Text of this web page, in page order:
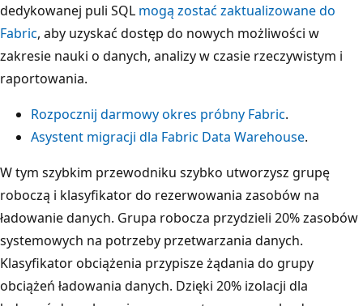
dedykowanej puli SQL mogą zostać zaktualizowane do
Fabric, aby uzyskać dostęp do nowych możliwości w
zakresie nauki o danych, analizy w czasie rzeczywistym i
raportowania.
Rozpocznij darmowy okres próbny Fabric.
Asystent migracji dla Fabric Data Warehouse.
W tym szybkim przewodniku szybko utworzysz grupę
roboczą i klasyfikator do rezerwowania zasobów na
ładowanie danych. Grupa robocza przydzieli 20% zasobów
systemowych na potrzeby przetwarzania danych.
Klasyfikator obciążenia przypisze żądania do grupy
obciążeń ładowania danych. Dzięki 20% izolacji dla